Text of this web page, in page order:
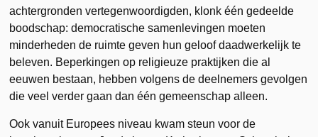
achtergronden vertegenwoordigden, klonk één gedeelde
boodschap: democratische samenlevingen moeten
minderheden de ruimte geven hun geloof daadwerkelijk te
beleven. Beperkingen op religieuze praktijken die al
eeuwen bestaan, hebben volgens de deelnemers gevolgen
die veel verder gaan dan één gemeenschap alleen.
Ook vanuit Europees niveau kwam steun voor de